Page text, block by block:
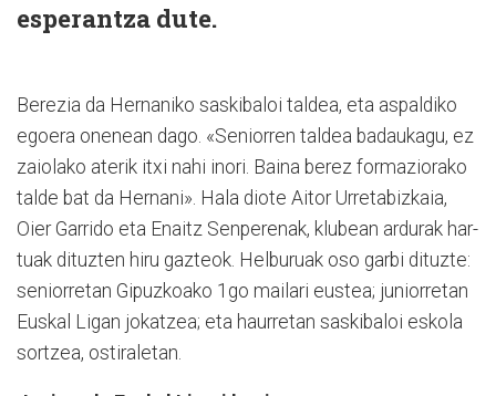
esperantza dute.
Berezia da Hernaniko saskibaloi taldea, eta aspaldiko
egoera onenean dago. «Se­nio­rren taldea badaukagu, ez
zaio­lako aterik itxi nahi inori. Baina berez formaziorako
tal­de bat da Hernani». Hala dio­te Aitor Urreta­biz­kaia,
Oier Ga­rrido eta Enaitz Sen­pe­re­nak, klubean ardurak har­
tuak dituzten hiru gazteok. Helburuak oso garbi di­tuz­te:
se­nio­rretan Gipuz­koa­ko 1go mailari eustea; juniorretan
Euskal Ligan joka­tzea; eta haurretan saskibaloi eskola
sortzea, ostiraletan.